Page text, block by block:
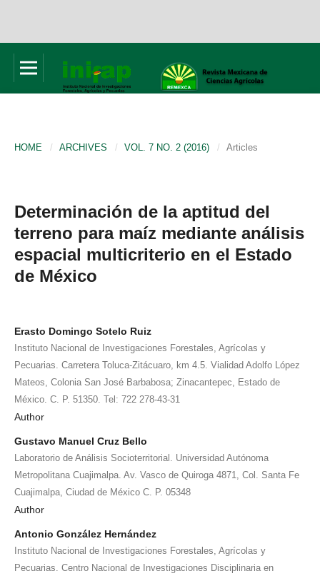
HOME / ARCHIVES / VOL. 7 NO. 2 (2016) / Articles
Determinación de la aptitud del
terreno para maíz mediante análisis
espacial multicriterio en el Estado
de México
Erasto Domingo Sotelo Ruiz
Instituto Nacional de Investigaciones Forestales, Agrícolas y
Pecuarias. Carretera Toluca-Zitácuaro, km 4.5. Vialidad Adolfo López
Mateos, Colonia San José Barbabosa; Zinacantepec, Estado de
México. C. P. 51350. Tel: 722 278-43-31
Author
Gustavo Manuel Cruz Bello
Laboratorio de Análisis Socioterritorial. Universidad Autónoma
Metropolitana Cuajimalpa. Av. Vasco de Quiroga 4871, Col. Santa Fe
Cuajimalpa, Ciudad de México C. P. 05348
Author
Antonio González Hernández
Instituto Nacional de Investigaciones Forestales, Agrícolas y
Pecuarias. Centro Nacional de Investigaciones Disciplinaria en